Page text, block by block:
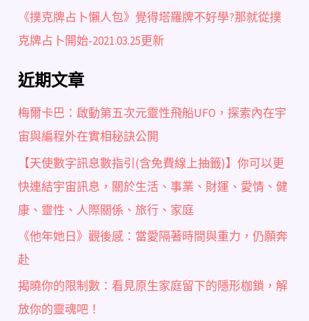
《撲克牌占卜懶人包》覺得塔羅牌不好學?那就從撲
克牌占卜開始-2021.03.25更新
近期文章
梅爾卡巴：啟動第五次元靈性飛船UFO，探索內在宇
宙與編程外在實相秘訣公開
【天使數字訊息數指引(含免費線上抽籤)】你可以更
快連結宇宙訊息，關於生活、事業、財運、愛情、健
康、靈性、人際關係、旅行、家庭
《他年她日》觀後感：當愛隔著時間與重力，仍願奔
赴
揭曉你的限制數：看見原生家庭留下的隱形枷鎖，解
放你的靈魂吧！